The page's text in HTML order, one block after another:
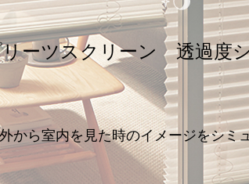
ーツスクリーン 透過度
から室内を見た時のイメージをシミ